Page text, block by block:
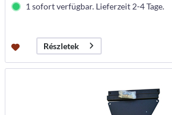
1 sofort verfügbar. Lieferzeit 2-4 Tage.
Részletek